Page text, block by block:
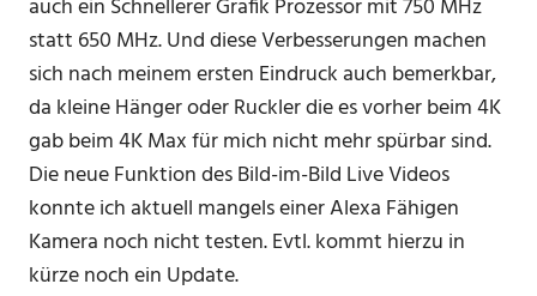
auch ein Schnellerer Grafik Prozessor mit 750 MHz
statt 650 MHz. Und diese Verbesserungen machen
sich nach meinem ersten Eindruck auch bemerkbar,
da kleine Hänger oder Ruckler die es vorher beim 4K
gab beim 4K Max für mich nicht mehr spürbar sind.
Die neue Funktion des Bild-im-Bild Live Videos
konnte ich aktuell mangels einer Alexa Fähigen
Kamera noch nicht testen. Evtl. kommt hierzu in
kürze noch ein Update.